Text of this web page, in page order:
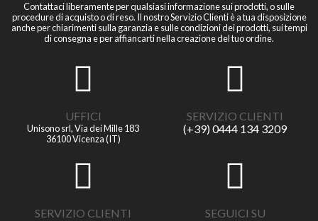
Contattaci liberamente per qualsiasi informazione sui prodotti, o sulle
procedure di acquisto o di reso. Il nostro Servizio Clienti è a tua disposizione
anche per chiarimenti sulla garanzia e sulle condizioni dei prodotti, sui tempi
di consegna e per affiancarti nella creazione del tuo ordine.
UFFICI
Unisono srl, Via dei Mille 183
36100 Vicenza (IT)
SERVIZIO CLIENTI
(+39) 0444 134 3209
SERVIZIO CLIENTI
SEGUICI SU